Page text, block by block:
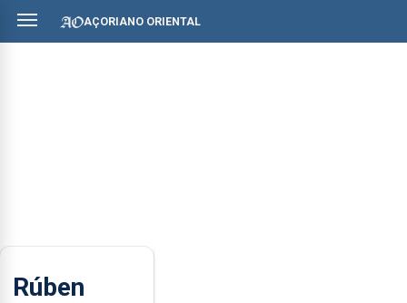
AÇORIANO ORIENTAL
Rúben